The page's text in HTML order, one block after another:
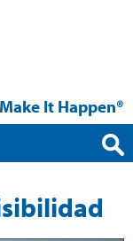
It Happen®